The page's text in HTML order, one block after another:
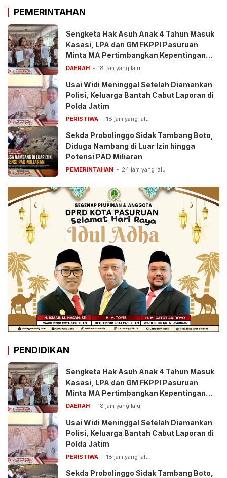
PEMERINTAHAN
Sengketa Hak Asuh Anak 4 Tahun Masuk
Kasasi, LPA dan GM FKPPI Pasuruan
Minta MA Pertimbangkan Kepentingan
Anak
DAERAH 18 jam yang lalu
Usai Widi Meninggal Setelah Diamankan
Polisi, Keluarga Bantah Cabut Laporan di
Polda Jatim
PERISTIWA 18 jam yang lalu
Sekda Probolinggo Sidak Tambang Boto,
Diduga Nambang di Luar Izin hingga
Potensi PAD Miliaran
PEMERINTAHAN 24 jam yang lalu
PENDIDIKAN
Sengketa Hak Asuh Anak 4 Tahun Masuk
Kasasi, LPA dan GM FKPPI Pasuruan
Minta MA Pertimbangkan Kepentingan
Anak
DAERAH 18 jam yang lalu
Usai Widi Meninggal Setelah Diamankan
Polisi, Keluarga Bantah Cabut Laporan di
Polda Jatim
PERISTIWA 18 jam yang lalu
Sekda Probolinggo Sidak Tambang Boto,